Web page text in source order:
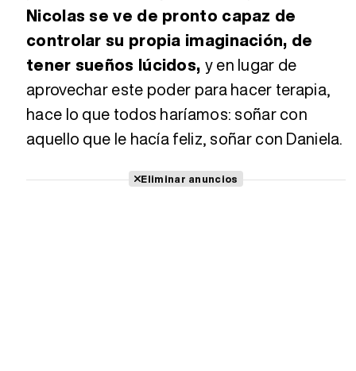
Nicolas se ve de pronto capaz de
controlar su propia imaginación, de
tener sueños lúcidos, y en lugar de
aprovechar este poder para hacer terapia,
hace lo que todos haríamos: soñar con
aquello que le hacía feliz, soñar con Daniela.
Eliminar anuncios